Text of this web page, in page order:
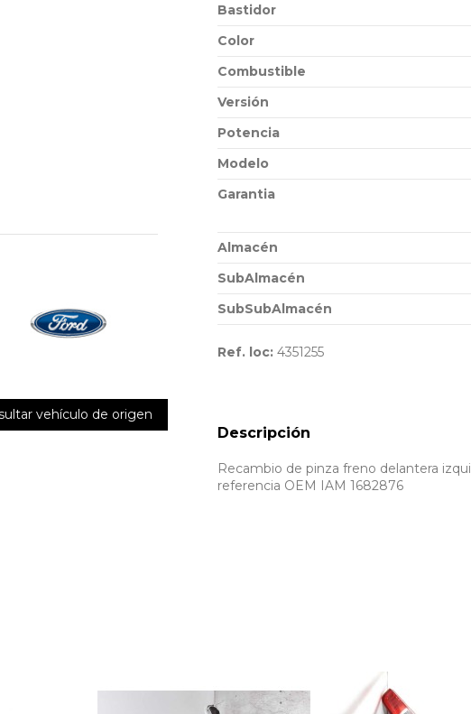
vehículo de origen
Bastidor
Color
Combustible
Versión
Potencia
Modelo
Garantia
Almacén
SubAlmacén
SubSubAlmacén
Ref. loc: 4351255
Descripción
Recambio de pinza freno delantera
referencia OEM IAM 1682876